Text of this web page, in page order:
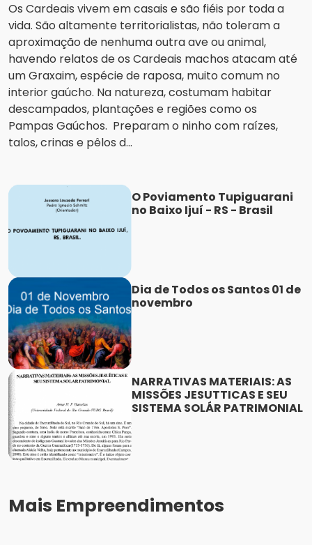
Os Cardeais vivem em casais e são fiéis por toda a
vida. São altamente territorialistas, não toleram a
aproximação de nenhuma outra ave ou animal,
havendo relatos de os Cardeais machos atacam até
um Graxaim, espécie de raposa, muito comum no
interior gaúcho. Na natureza, costumam habitar
descampados, plantações e regiões como os
Pampas Gaúchos. Preparam o ninho com raízes,
talos, crinas e pêlos d...
O Poviamento Tupiguarani
no Baixo Ijuí - RS - Brasil
Dia de Todos os Santos 01 de
novembro
NARRATIVAS MATERIAIS: AS
MISSÕES JESUTTICAS E SEU
SISTEMA SOLÁR PATRIMONIAL
Mais Empreendimentos